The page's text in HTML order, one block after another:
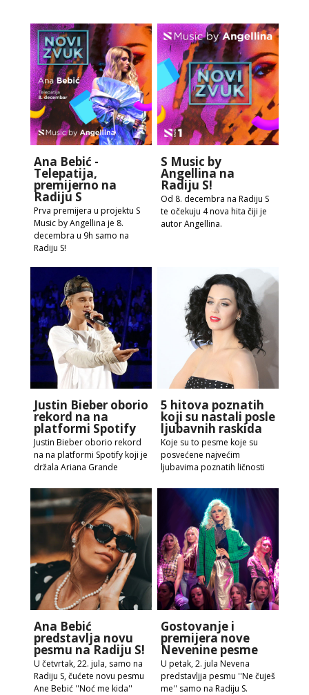
Ana Bebić -
Telepatija,
premijerno na
Radiju S
Prva premijera u projektu S
Music by Angellina je 8.
decembra u 9h samo na
Radiju S!
S Music by
Angellina na
Radiju S!
Od 8. decembra na Radiju S
te očekuju 4 nova hita čiji je
autor Angellina.
Justin Bieber oborio
rekord na na
platformi Spotify
Justin Bieber oborio rekord
na na platformi Spotify koji je
držala Ariana Grande
5 hitova poznatih
koji su nastali posle
ljubavnih raskida
Koje su to pesme koje su
posvećene najvećim
ljubavima poznatih ličnosti
Ana Bebić
predstavlja novu
pesmu na Radiju S!
U četvrtak, 22. jula, samo na
Radiju S, čućete novu pesmu
Ane Bebić ''Noć me kida''
Gostovanje i
premijera nove
Nevenine pesme
U petak, 2. jula Nevena
predstavljja pesmu ''Ne čuješ
me'' samo na Radiju S.